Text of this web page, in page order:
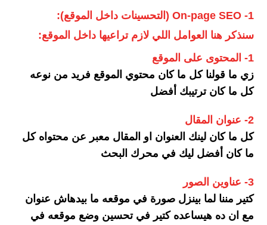
1- On-page SEO (التحسينات داخل الموقع):
سنذكر هنا العوامل اللي لازم تراعيها داخل الموقع:
1- المحتوى على
الموقع
زي ما قولنا كل ما كان محتوي الموقع فريد من نوعه
كل ما كان ترتيبك أفضل
2- عنوان المقال
كل ما كان لينك العنوان او المقال معبر عن محتواه كل
ما كان أفضل ليك في محرك البحث
3- عناوين الصور
كتير مننا لما بينزل صورة في موقعه ما بيدهاش عنوان
مع ان ده هيساعده كتير في تحسين وضع موقعه في